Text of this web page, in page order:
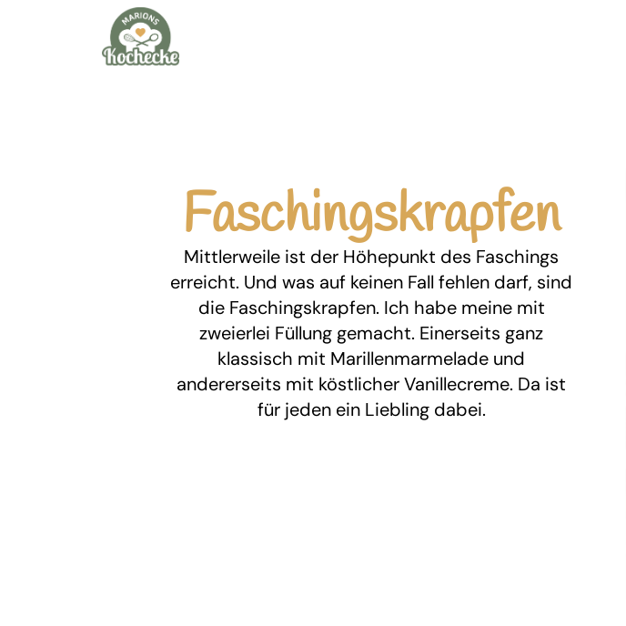
Faschingskrapfen
Mittlerweile ist der Höhepunkt des Faschings
erreicht. Und was auf keinen Fall fehlen darf, sind
die Faschingskrapfen. Ich habe meine mit
zweierlei Füllung gemacht. Einerseits ganz
klassisch mit Marillenmarmelade und
andererseits mit köstlicher Vanillecreme. Da ist
für jeden ein Liebling dabei.